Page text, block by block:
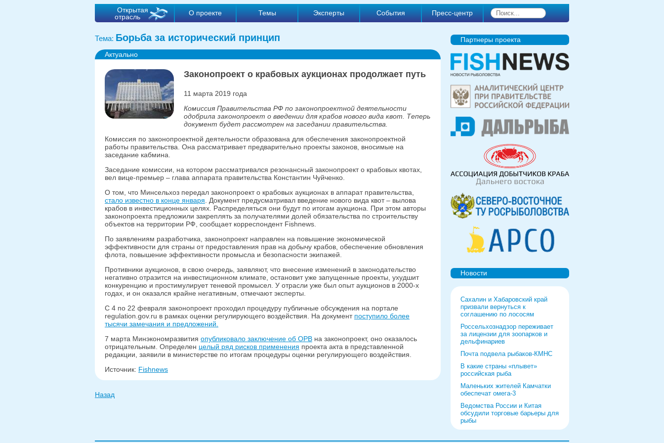
Открытая
отрасль
О проекте Темы Эксперты События Пресс-центр
Тема: Борьба за исторический принцип
Актуально
Законопроект о крабовых аукционах продолжает путь
11 марта 2019 года
Комиссия Правительства РФ по законопроектной деятельности
одобрила законопроект о введении для крабов нового вида квот. Теперь
документ будет рассмотрен на заседании правительства.
Комиссия по законопроектной деятельности образована для обеспечения законопроектной
работы правительства. Она рассматривает предварительно проекты законов, вносимые на
заседание кабмина.
Заседание комиссии, на котором рассматривался резонансный законопроект о крабовых квотах,
вел вице-премьер – глава аппарата правительства Константин Чуйченко.
О том, что Минсельхоз передал законопроект о крабовых аукционах в аппарат правительства,
стало известно в конце января . Документ предусматривал введение нового вида квот – вылова
крабов в инвестиционных целях. Распределяться они будут по итогам аукциона. При этом авторы
законопроекта предложили закреплять за получателями долей обязательства по строительству
объектов на территории РФ, сообщает корреспондент Fishnews.
По заявлениям разработчика, законопроект направлен на повышение экономической
эффективности для страны от предоставления прав на добычу крабов, обеспечение обновления
флота, повышение эффективности промысла и безопасности экипажей.
Противники аукционов, в свою очередь, заявляют, что внесение изменений в законодательство
негативно отразится на инвестиционном климате, остановит уже запущенные проекты, ухудшит
конкуренцию и простимулирует теневой промысел. У отрасли уже был опыт аукционов в 2000-х
годах, и он оказался крайне негативным, отмечают эксперты.
С 4 по 22 февраля законопроект проходил процедуру публичные обсуждения на портале
regulation.gov.ru в рамках оценки регулирующего воздействия. На документ поступило более
тысячи замечания и предложений.
7 марта Минэкономразвития опубликовало заключение об ОРВ на законопроект, оно оказалось
отрицательным. Определен целый ряд рисков применения проекта акта в представленной
редакции, заявили в министерстве по итогам процедуры оценки регулирующего воздействия.
Источник: Fishnews
Назад
Партнеры проекта
Новости
Сахалин и Хабаровский край
призвали вернуться к
соглашению по лососям
Россельхознадзор переживает
за лицензии для зоопарков и
дельфинариев
Почта подвела рыбаков-КМНС
В какие страны «плывет»
российская рыба
Маленьких жителей Камчатки
обеспечат омега-3
Ведомства России и Китая
обсудили торговые барьеры для
рыбы
форуму и выставке в Питере